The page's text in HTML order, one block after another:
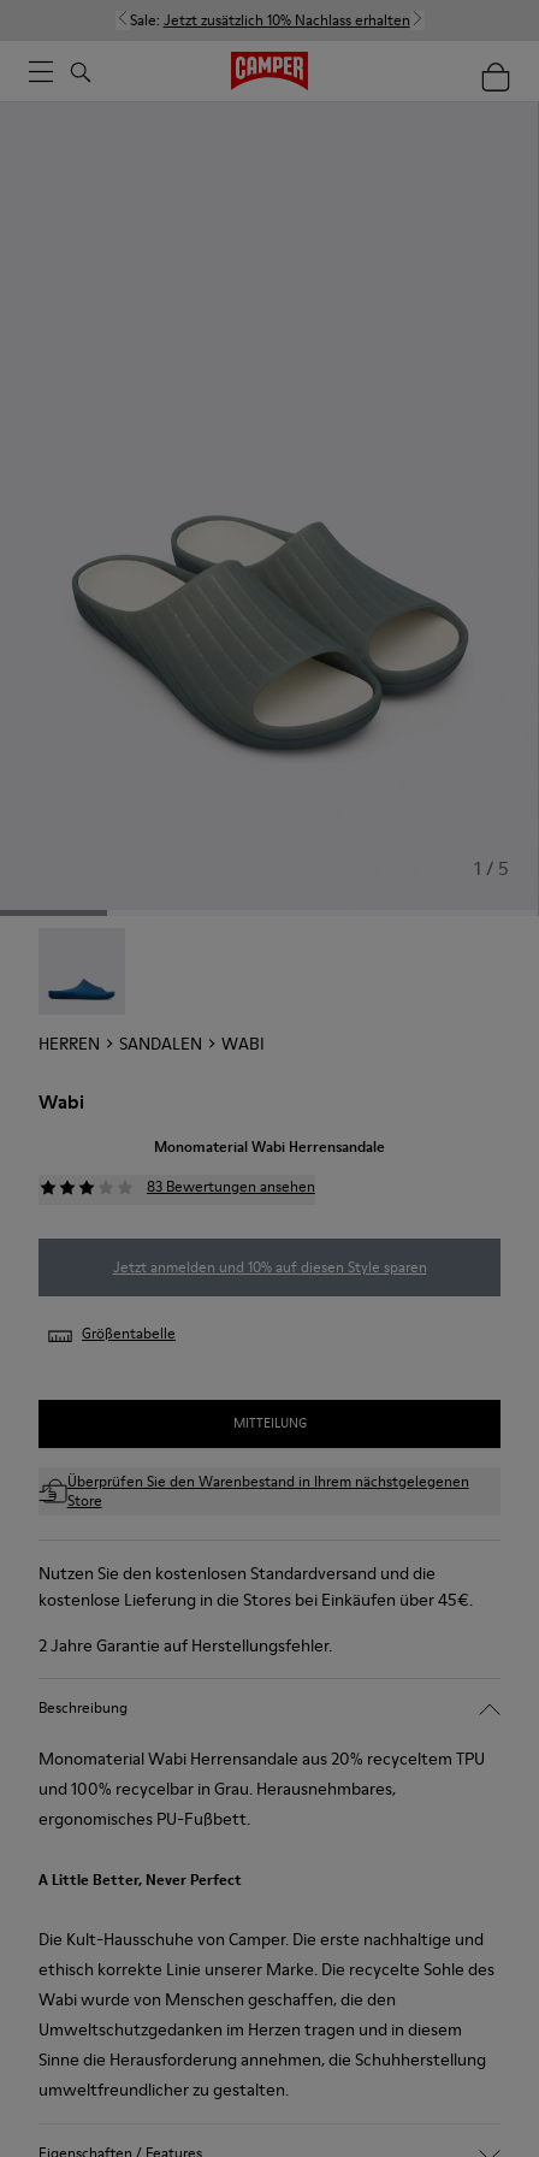
Sale: Jetzt zusätzlich 10% Nachlass erhalten
1 / 5
HERREN SANDALEN WABI
Wabi
Monomaterial Wabi Herrensandale
83 Bewertungen ansehen
Jetzt anmelden und 10% auf diesen Style sparen
Größentabelle
MITTEILUNG
Überprüfen Sie den Warenbestand in Ihrem nächstgelegenen
Store
Nutzen Sie den kostenlosen Standardversand und die
kostenlose Lieferung in die Stores bei Einkäufen über 45€.
2 Jahre Garantie auf Herstellungsfehler.
Beschreibung
Monomaterial Wabi Herrensandale aus 20% recyceltem TPU
und 100% recycelbar in Grau. Herausnehmbares,
ergonomisches PU-Fußbett.
A Little Better, Never Perfect
Die Kult-Hausschuhe von Camper. Die erste nachhaltige und
ethisch korrekte Linie unserer Marke. Die recycelte Sohle des
Wabi wurde von Menschen geschaffen, die den
Umweltschutzgedanken im Herzen tragen und in diesem
Sinne die Herausforderung annehmen, die Schuhherstellung
umweltfreundlicher zu gestalten.
Eigenschaften / Features